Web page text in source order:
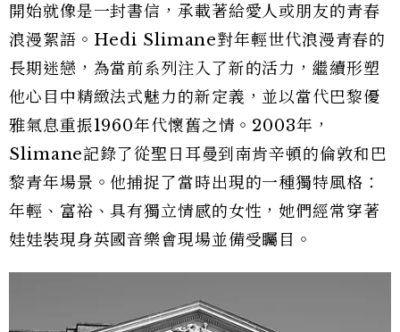
開始就像是一封書信，承載著給愛人或朋友的青春
浪漫絮語。Hedi Slimane對年輕世代浪漫青春的
長期迷戀，為當前系列注入了新的活力，繼續形塑
他心目中精緻法式魅力的新定義，並以當代巴黎優
雅氣息重振1960年代懷舊之情。2003年，
Slimane記錄了從聖日耳曼到南肯辛頓的倫敦和巴
黎青年場景。他捕捉了當時出現的一種獨特風格：
年輕、富裕、具有獨立情感的女性，她們經常穿著
娃娃裝現身英國音樂會現場並備受矚目。